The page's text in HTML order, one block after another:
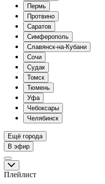
Пермь
Протвино
Саратов
Симферополь
Славянск-на-Кубани
Сочи
Судак
Томск
Тюмень
Уфа
Чебоксары
Челябинск
Ещё города
В эфир
Плейлист